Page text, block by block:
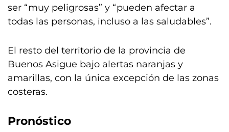
ser “muy peligrosas” y “pueden afectar a
todas las personas, incluso a las saludables”.
El resto del territorio de la provincia de
Buenos Asigue bajo alertas naranjas y
amarillas, con la única excepción de las zonas
costeras.
Pronóstico